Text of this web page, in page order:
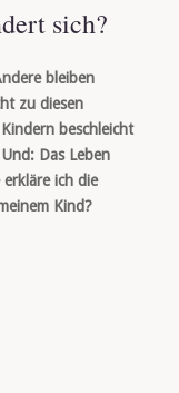
sich?
bleiben
zu diesen
beschleicht
Das Leben
erkläre ich die
Kind?